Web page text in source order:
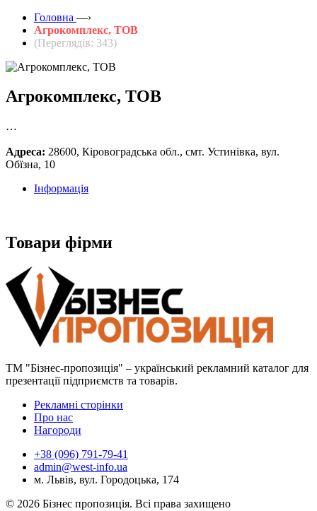
Головна —›
Агрокомплекс, ТОВ
(Переглядів: 343)
Агрокомплекс, ТОВ
…
Адреса: 28600, Кіровоградська обл., смт. Устинівка, вул.
Обїзна, 10
Інформація
Товари фірми
ТМ "Бізнес-пропозиція" – український рекламний каталог для
презентації підприємств та товарів.
Рекламні сторінки
Про нас
Нагороди
+38 (096) 791-79-41
admin@west-info.ua
м. Львів, вул. Городоцька, 174
© 2026 Бізнес пропозиція. Всі права захищено